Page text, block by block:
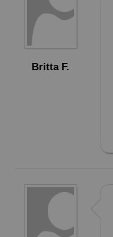
Britta F.